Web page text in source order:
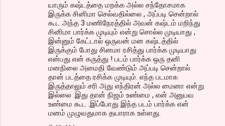
யாரும் கஷ்டத்தை மறக்க அல்ல சந்தோசமாக
இருக்க சினிமா செல்வதில்லை , அப்படி சென்றால்
கூட அந்த 3 மணிநேரத்தில் அவன் கஷ்டம் மறிந்து
சினிமா பார்க்க முடியும் என்று சொல்ல முடியாது ,
இன்னும் கேட்டால் ஒருவன் மன கஷ்டத்தில்
இருக்கும் போது சினமா ரசித்து பார்க்க முடியாது
என்பது என் கருத்து ! படம் பார்க்க ஒரு தனி
மனநிலை அமைதி வேண்டும் அப்படி சென்றால்
தான் படத்தை ரசிக்க முடியும். எந்த படமாக
இருத்தாலும் சரி அது எந்திரன் அல்ல மைனா என்று
இல்லை .இது தான் நிஜம் உண்மை , என் அனுபவ
உண்மை கூட .இப்போது இந்த படம் பார்க்க என்
மனம் முழுவதுமாக தயாராக உள்ளது.